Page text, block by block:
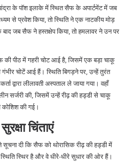
के पॉश इलाके में स्थित सैफ के अपार्टमेंट में जब
से प्रवेश किया, तो स्थिति ने एक नाटकीय मोड़
जब सैफ ने हस्तक्षेप किया, तो हमलावर ने उन पर
की पीठ में गहरी चोट आई है, जिसमें एक बड़ा चाकू
चोटें आई हैं। स्थिति बिगड़ने पर, उन्हें तुरंत
द्वारा लीलावती अस्पताल ले जाया गया। वहाँ
सर्जरी की, जिसमें उन्हें रीढ़ की हड्डी से चाकू
की गई।
चिंताएं
सूचना दी कि सैफ को थोरासिक रीढ़ की हड्डी में
स्थिर है और वे धीरे-धीरे सुधार की ओर हैं।